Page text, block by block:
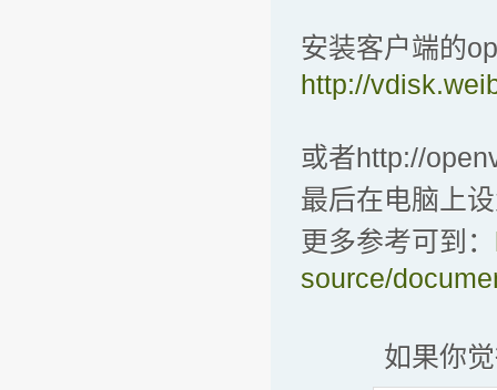
安装客户端的
http://
或者http://
最后在电脑上
更多参考可到：
source/
如果你